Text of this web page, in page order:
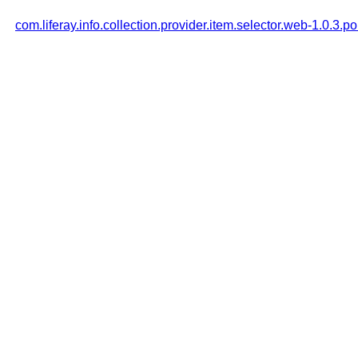
com.liferay.info.collection.provider.item.selector.web-